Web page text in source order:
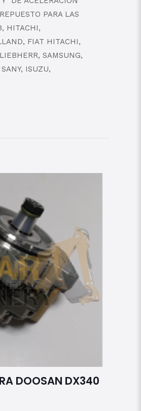
PARA LAS
HITACHI,
FIAT HITACHI,
SAMSUNG,
ISUZU,
DOOSAN DX340